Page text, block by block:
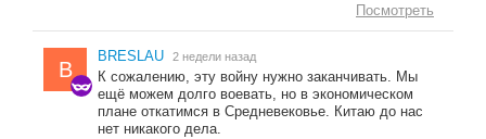
Посмотреть
B
BRESLAU 2 недели назад
К сожалению, эту войну нужно заканчивать. Мы
ещё можем долго воевать, но в экономическом
плане откатимся в Средневековье. Китаю до нас
нет никакого дела.